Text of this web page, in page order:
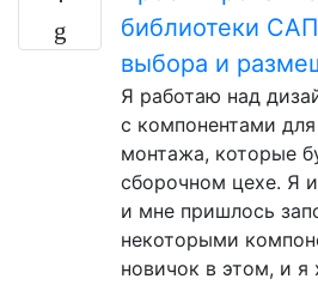
библиотеки
выбора и
Я работаю над
с компонентами
монтажа, которые
сборочном цехе. Я
и мне пришлось
некоторыми
новичок в этом, и я